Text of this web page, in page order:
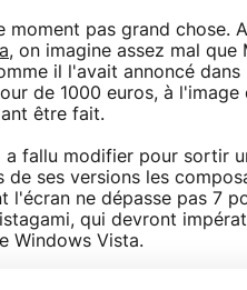
moment pas grand chose.
, on imagine assez mal
il l'avait annoncé
de 1000 euros, à
être fait.
fallu modifier pour sortir
ses versions les
l'écran ne dépasse pas 7
qui devront
Windows Vista.